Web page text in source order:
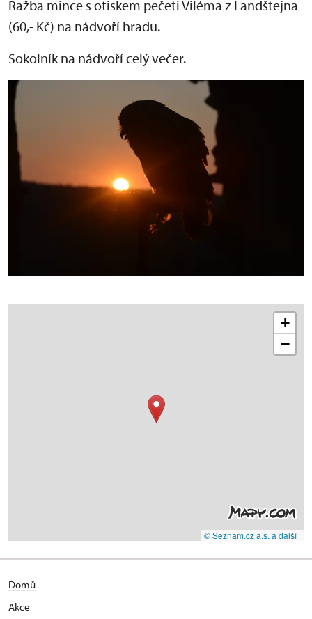
Ražba mince s otiskem pečeti Viléma z Landštejna
(60,- Kč) na nádvoří hradu.
Sokolník na nádvoří celý večer.
+
−
© Seznam.cz a.s. a další
Domů
Akce